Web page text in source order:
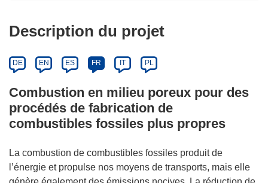
Description du projet
DE EN ES FR IT PL
Combustion en milieu poreux pour des
procédés de fabrication de
combustibles fossiles plus propres
La combustion de combustibles fossiles produit de
l’énergie et propulse nos moyens de transports, mais elle